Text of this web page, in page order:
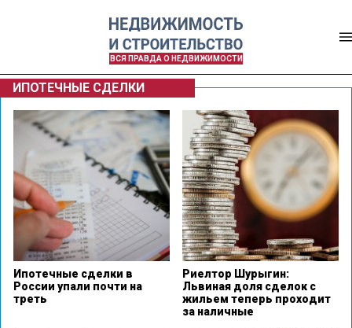
ВСЯ ПРАВДА О НЕДВИЖИМОСТИ
ИПОТЕЧНЫЕ СДЕЛКИ
Ипотечные сделки в
России упали почти на
треть
Риелтор Шурыгин:
Львиная доля сделок с
жильем теперь проходит
за наличные